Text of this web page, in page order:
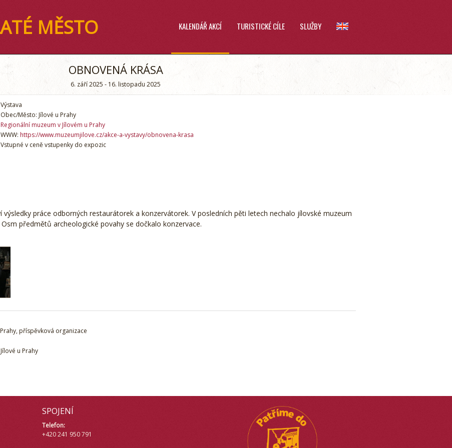
MĚSTO KALENDÁŘ AKCÍ TURISTICKÉ CÍLE SLUŽBY
OBNOVENÁ KRÁSA
6. září 2025 - 16. listopadu 2025
Výstava
Obec/Město: Jílové u Prahy
Regionální muzeum v Jílovém u Prahy
WWW: https://www.muzeumjilove.cz/akce-a-vystavy/obnovena-krasa
Vstupné v ceně vstupenky do expozic
práce odborných restaurátorek a konzervátorek. V posledních pěti letech nechalo jílovské muzeum
předmětů archeologické povahy se dočkalo konzervace.
příspěvková organizace
u Prahy
SPOJENÍ
Telefon:
+420 241 950 791